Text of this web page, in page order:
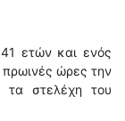
ετών και ενός
ώρες την
τα στελέχη του